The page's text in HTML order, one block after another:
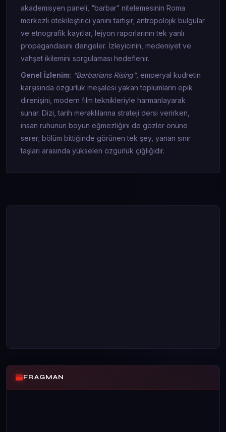
akademisyen paneli, “barbar” nitelemesinin Roma
merkezli ötekileştirici yanını tartışır; antropolojik bulgular
ve etnografik kayıtlar, lejyon raporlarının tek yanlı
propagandasını dengeler. İzleyicinin, medeniyet ve
vahşet ikilemini sorgulaması hedeflenir.
Genel İzlenim: “Barbarians Rising”, emperyal kudretin
karşısında özgürlük meşalesi yakan toplumların epik
direnişini, modern film teknikleriyle harmanlayarak
sunar. Dizi, tarih meraklılarına strateji dersi verirken,
insan ruhunun boyun eğmezliğini de gözler önüne
serer; bölüm bittiğinde görünen tek şey, yanan sınır
taşları arasında yükselen özgürlük çığlığıdır.
FRAGMAN